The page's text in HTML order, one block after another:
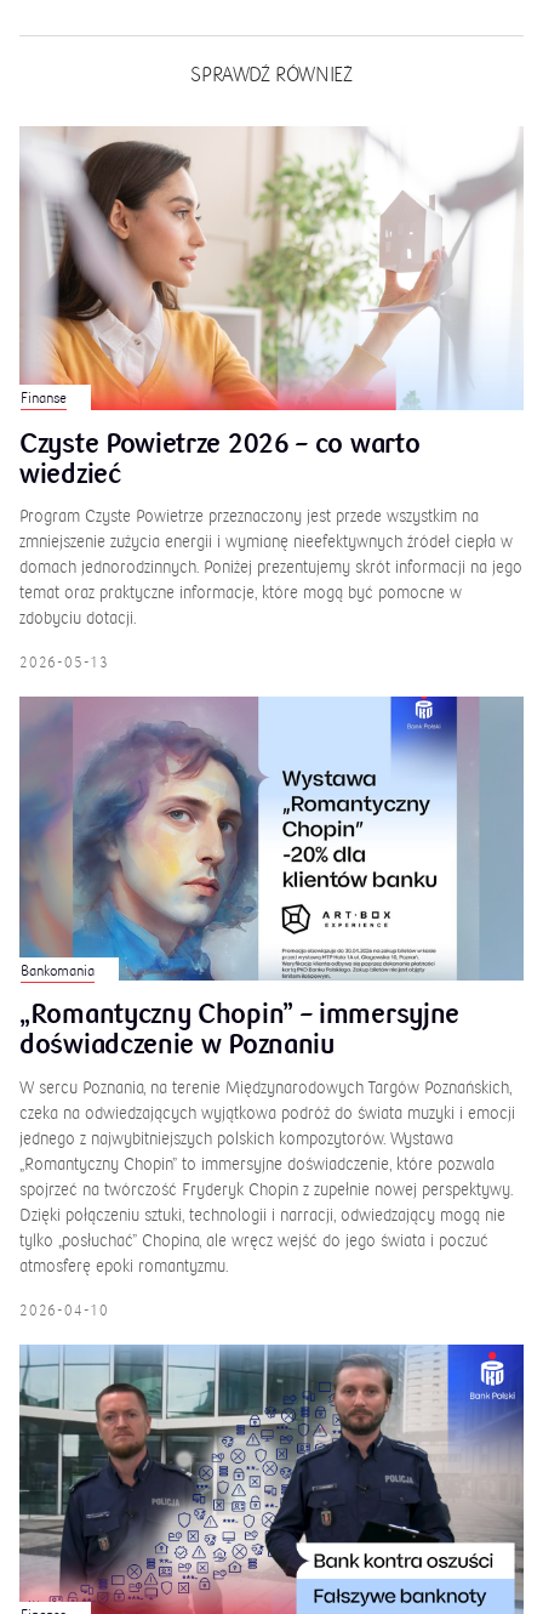
SPRAWDŹ RÓWNIEŻ
Finanse
Czyste Powietrze 2026 – co warto
wiedzieć
Program Czyste Powietrze przeznaczony jest przede wszystkim na
zmniejszenie zużycia energii i wymianę nieefektywnych źródeł ciepła w
domach jednorodzinnych. Poniżej prezentujemy skrót informacji na jego
temat oraz praktyczne informacje, które mogą być pomocne w
zdobyciu dotacji.
2026-05-13
Bankomania
„Romantyczny Chopin” – immersyjne
doświadczenie w Poznaniu
W sercu Poznania, na terenie Międzynarodowych Targów Poznańskich,
czeka na odwiedzających wyjątkowa podróż do świata muzyki i emocji
jednego z najwybitniejszych polskich kompozytorów. Wystawa
„Romantyczny Chopin” to immersyjne doświadczenie, które pozwala
spojrzeć na twórczość Fryderyk Chopin z zupełnie nowej perspektywy.
Dzięki połączeniu sztuki, technologii i narracji, odwiedzający mogą nie
tylko „posłuchać” Chopina, ale wręcz wejść do jego świata i poczuć
atmosferę epoki romantyzmu.
2026-04-10